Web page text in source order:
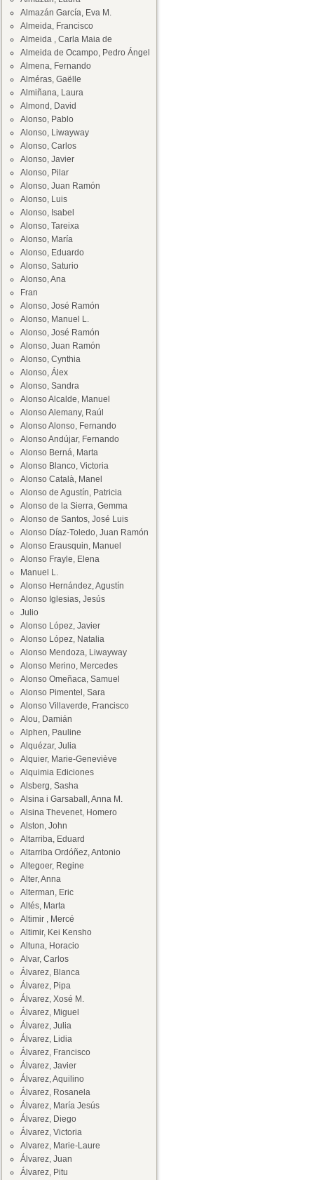
Almazán García, Eva M.
Almeida, Francisco
Almeida , Carla Maia de
Almeida de Ocampo, Pedro Ángel
Almena, Fernando
Alméras, Gaëlle
Almiñana, Laura
Almond, David
Alonso, Pablo
Alonso, Liwayway
Alonso, Carlos
Alonso, Javier
Alonso, Pilar
Alonso, Juan Ramón
Alonso, Luis
Alonso, Isabel
Alonso, Tareixa
Alonso, María
Alonso, Eduardo
Alonso, Saturio
Alonso, Ana
Fran
Alonso, José Ramón
Alonso, Manuel L.
Alonso, José Ramón
Alonso, Juan Ramón
Alonso, Cynthia
Alonso, Álex
Alonso, Sandra
Alonso Alcalde, Manuel
Alonso Alemany, Raúl
Alonso Alonso, Fernando
Alonso Andújar, Fernando
Alonso Berná, Marta
Alonso Blanco, Victoria
Alonso Català, Manel
Alonso de Agustín, Patricia
Alonso de la Sierra, Gemma
Alonso de Santos, José Luis
Alonso Díaz-Toledo, Juan Ramón
Alonso Erausquin, Manuel
Alonso Frayle, Elena
Manuel L.
Alonso Hernández, Agustín
Alonso Iglesias, Jesús
Julio
Alonso López, Javier
Alonso López, Natalia
Alonso Mendoza, Liwayway
Alonso Merino, Mercedes
Alonso Omeñaca, Samuel
Alonso Pimentel, Sara
Alonso Villaverde, Francisco
Alou, Damián
Alphen, Pauline
Alquézar, Julia
Alquier, Marie-Geneviève
Alquimia Ediciones
Alsberg, Sasha
Alsina i Garsaball, Anna M.
Alsina Thevenet, Homero
Alston, John
Altarriba, Eduard
Altarriba Ordóñez, Antonio
Altegoer, Regine
Alter, Anna
Alterman, Eric
Altés, Marta
Altimir , Mercé
Altimir, Kei Kensho
Altuna, Horacio
Alvar, Carlos
Álvarez, Blanca
Álvarez, Pipa
Álvarez, Xosé M.
Álvarez, Miguel
Álvarez, Julia
Álvarez, Lidia
Álvarez, Francisco
Álvarez, Javier
Álvarez, Aquilino
Álvarez, Rosanela
Álvarez, María Jesús
Álvarez, Diego
Álvarez, Victoria
Alvarez, Marie-Laure
Álvarez, Juan
Álvarez, Pitu